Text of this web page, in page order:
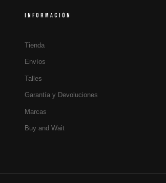
INFORMACIÓN
Tienda
Envíos
Talles
Garantía y Devoluciones
Marcas
Buy and Wait